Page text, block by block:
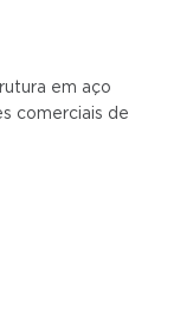
em aço
comerciais de